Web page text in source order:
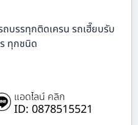
ถบรรทุกติดเครน รถเฮี๊ยบรับ
ทุกชนิด
แอดไลน์ คลิก
ID: 0878515521